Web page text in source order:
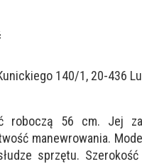
Kunickiego 140/1, 20-436
roboczą 56 cm. Jej
manewrowania.
sprzętu. Szerokość